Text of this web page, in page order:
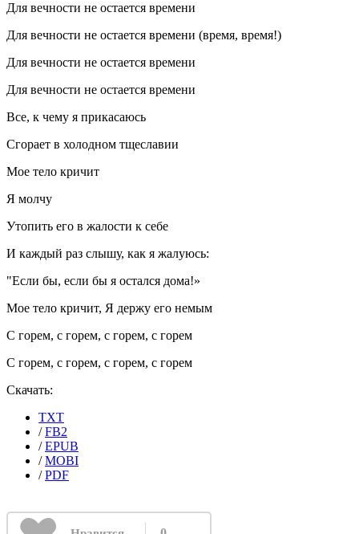
Для вечности не остается времени
Для вечности не остается времени (время, время!)
Для вечности не остается времени
Для вечности не остается времени
Все, к чему я прикасаюсь
Сгорает в холодном тщеславии
Мое тело кричит
Я молчу
Утопить его в жалости к себе
И каждый раз слышу, как я жалуюсь:
"Если бы, если бы я остался дома!»
Мое тело кричит, Я держу его немым
С горем, с горем, с горем, с горем
С горем, с горем, с горем, с горем
Скачать:
TXT
/FB2
/EPUB
/MOBI
/PDF